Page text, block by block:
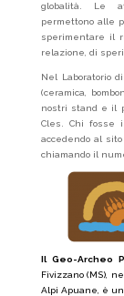
globalità. Le
permettono alle
sperimentare il
relazione, di
Nel Laboratorio
(ceramica,
nostri stand e il
Cles. Chi fosse
accedendo al
chiamando il
Il Geo-Archeo
Fivizzano (MS),
Alpi Apuane, è